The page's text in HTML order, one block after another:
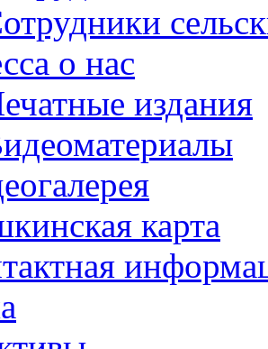
о нас
издания
карта